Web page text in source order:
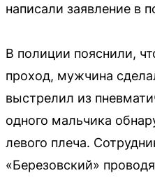
написали заявление в
В полиции пояснили,
проход, мужчина
выстрелил из
одного мальчика
левого плеча.
«Березовский»